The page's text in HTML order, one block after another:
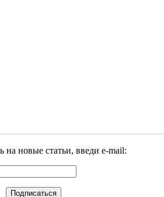
новые статьи, введи e-mail: